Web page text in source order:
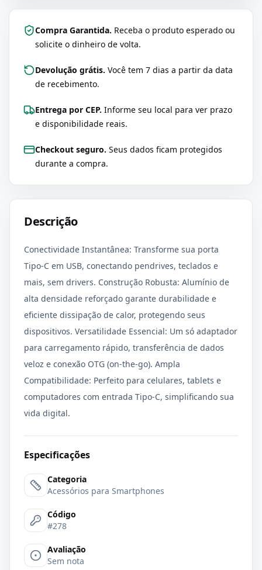
Compra Garantida. Receba o produto esperado ou
solicite o dinheiro de volta.
Devolução grátis. Você tem 7 dias a partir da data
de recebimento.
Entrega por CEP. Informe seu local para ver prazo
e disponibilidade reais.
Checkout seguro. Seus dados ficam protegidos
durante a compra.
Descrição
Conectividade Instantânea: Transforme sua porta
Tipo-C em USB, conectando pendrives, teclados e
mais, sem drivers. Construção Robusta: Alumínio de
alta densidade reforçado garante durabilidade e
eficiente dissipação de calor, protegendo seus
dispositivos. Versatilidade Essencial: Um só adaptador
para carregamento rápido, transferência de dados
veloz e conexão OTG (on-the-go). Ampla
Compatibilidade: Perfeito para celulares, tablets e
computadores com entrada Tipo-C, simplificando sua
vida digital.
Especificações
Categoria
Acessórios para Smartphones
Código
#278
Avaliação
Sem nota